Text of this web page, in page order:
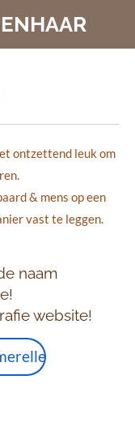
ontzettend leuk om
& mens op een
vast te leggen.
naam
website!